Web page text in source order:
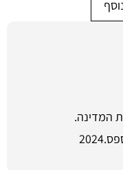
המדינה.